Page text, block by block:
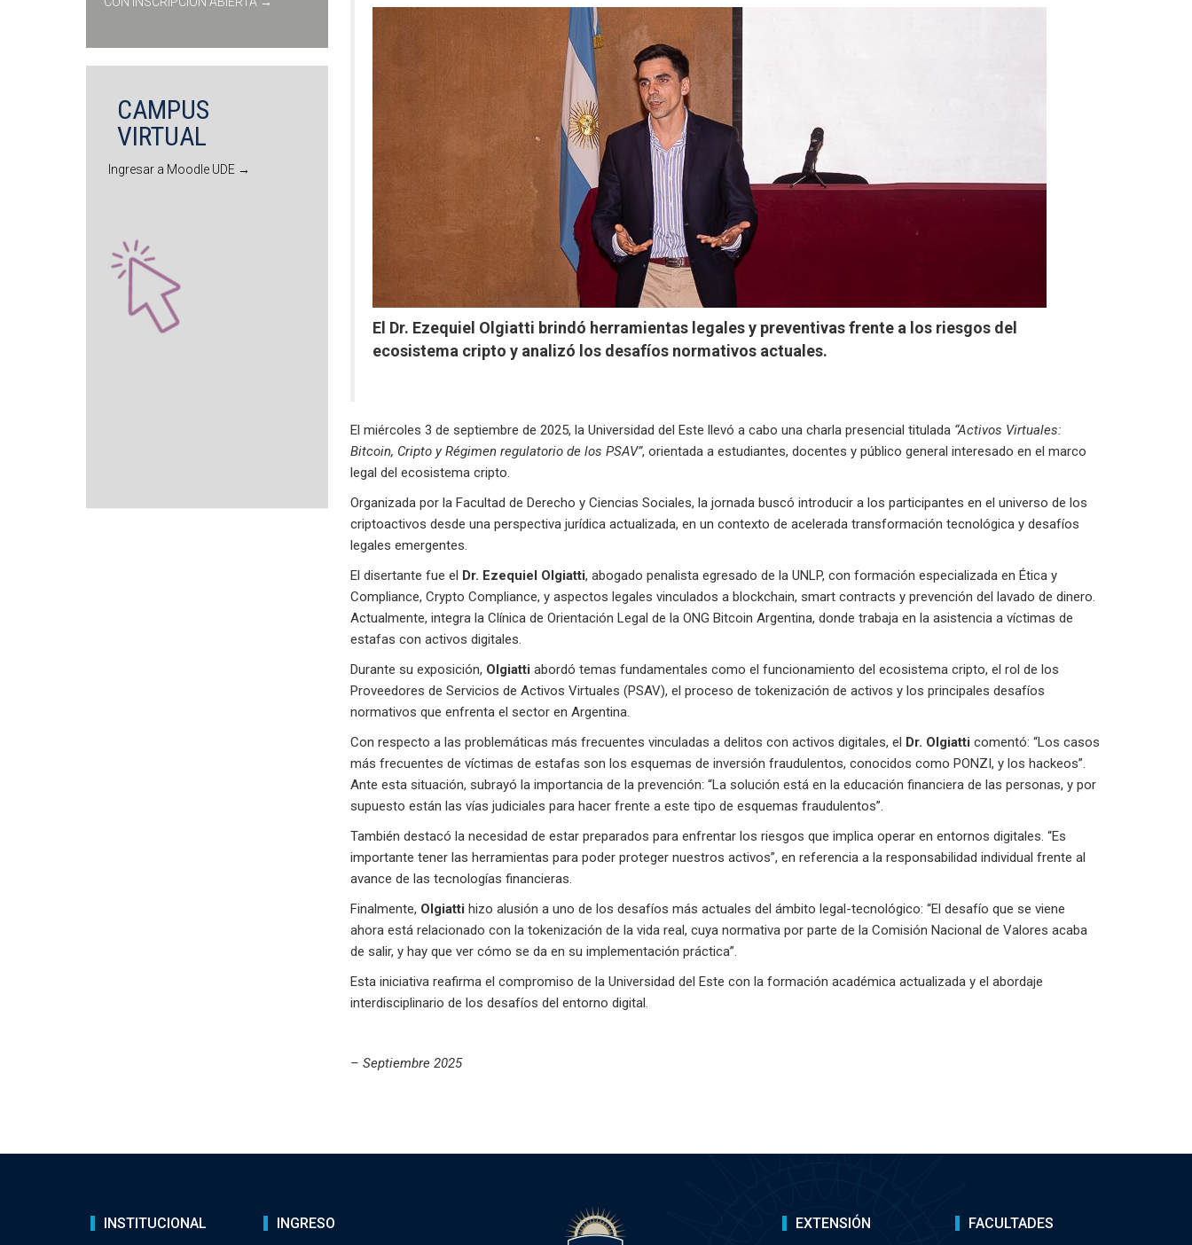
El Dr. Ezequiel Olgiatti brindó herramientas legales y preventivas frente a los riesgos del
ecosistema cripto y analizó los desafíos normativos actuales.
El miércoles 3 de septiembre de 2025, la Universidad del Este llevó a cabo una charla presencial titulada “Activos Virtuales:
Bitcoin, Cripto y Régimen regulatorio de los PSAV”, orientada a estudiantes, docentes y público general interesado en el marco
legal del ecosistema cripto.
Organizada por la Facultad de Derecho y Ciencias Sociales, la jornada buscó introducir a los participantes en el universo de los
criptoactivos desde una perspectiva jurídica actualizada, en un contexto de acelerada transformación tecnológica y desafíos
legales emergentes.
El disertante fue el Dr. Ezequiel Olgiatti, abogado penalista egresado de la UNLP, con formación especializada en Ética y
Compliance, Crypto Compliance, y aspectos legales vinculados a blockchain, smart contracts y prevención del lavado de dinero.
Actualmente, integra la Clínica de Orientación Legal de la ONG Bitcoin Argentina, donde trabaja en la asistencia a víctimas de
estafas con activos digitales.
Durante su exposición, Olgiatti abordó temas fundamentales como el funcionamiento del ecosistema cripto, el rol de los
Proveedores de Servicios de Activos Virtuales (PSAV), el proceso de tokenización de activos y los principales desafíos
normativos que enfrenta el sector en Argentina.
Con respecto a las problemáticas más frecuentes vinculadas a delitos con activos digitales, el Dr. Olgiatti comentó: “Los casos
más frecuentes de víctimas de estafas son los esquemas de inversión fraudulentos, conocidos como PONZI, y los hackeos”.
Ante esta situación, subrayó la importancia de la prevención: “La solución está en la educación financiera de las personas, y por
supuesto están las vías judiciales para hacer frente a este tipo de esquemas fraudulentos”.
También destacó la necesidad de estar preparados para enfrentar los riesgos que implica operar en entornos digitales. “Es
importante tener las herramientas para poder proteger nuestros activos”, en referencia a la responsabilidad individual frente al
avance de las tecnologías financieras.
Finalmente, Olgiatti hizo alusión a uno de los desafíos más actuales del ámbito legal-tecnológico: “El desafío que se viene
ahora está relacionado con la tokenización de la vida real, cuya normativa por parte de la Comisión Nacional de Valores acaba
de salir, y hay que ver cómo se da en su implementación práctica”.
Esta iniciativa reafirma el compromiso de la Universidad del Este con la formación académica actualizada y el abordaje
interdisciplinario de los desafíos del entorno digital.
– Septiembre 2025
CAMPUS
VIRTUAL
Ingresar a Moodle UDE →
INSTITUCIONAL INGRESO EXTENSIÓN FACULTADES